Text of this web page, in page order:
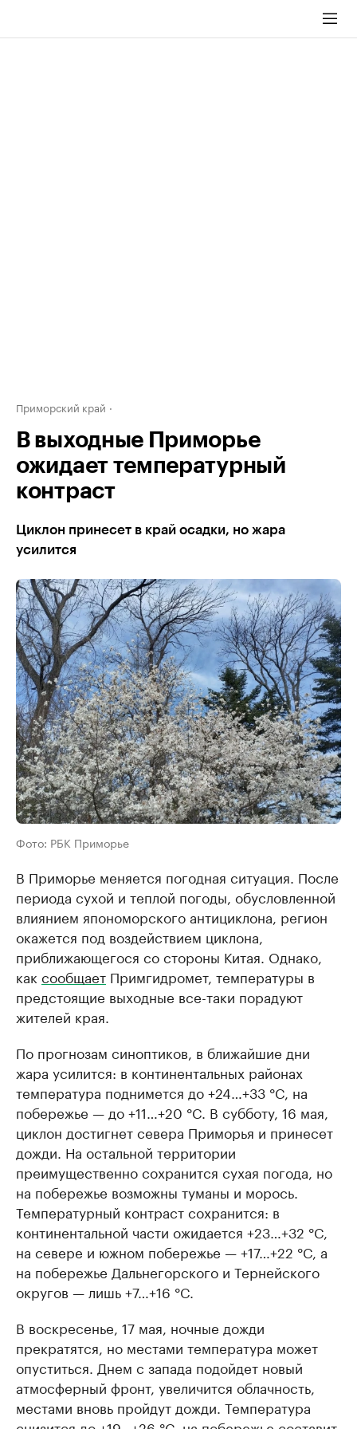
Приморский край
В выходные Приморье
ожидает температурный
контраст
Циклон принесет в край осадки, но жара
усилится
Фото: РБК Приморье
В Приморье меняется погодная ситуация. После
периода сухой и теплой погоды, обусловленной
влиянием япономорского антициклона, регион
окажется под воздействием циклона,
приближающегося со стороны Китая. Однако,
как сообщает Примгидромет, температуры в
предстоящие выходные все-таки порадуют
жителей края.
По прогнозам синоптиков, в ближайшие дни
жара усилится: в континентальных районах
температура поднимется до +24…+33 °C, на
побережье — до +11…+20 °C. В субботу, 16 мая,
циклон достигнет севера Приморья и принесет
дожди. На остальной территории
преимущественно сохранится сухая погода, но
на побережье возможны туманы и морось.
Температурный контраст сохранится: в
континентальной части ожидается +23…+32 °C,
на севере и южном побережье — +17…+22 °C, а
на побережье Дальнегорского и Тернейского
округов — лишь +7…+16 °C.
В воскресенье, 17 мая, ночные дожди
прекратятся, но местами температура может
опуститься. Днем с запада подойдет новый
атмосферный фронт, увеличится облачность,
местами вновь пройдут дожди. Температура